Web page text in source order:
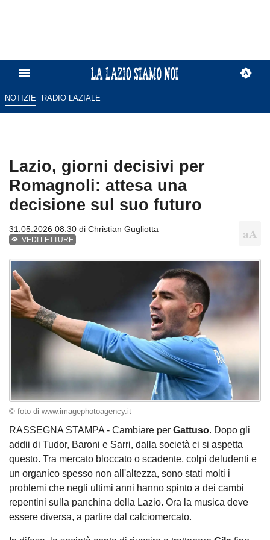
NOTIZIE RADIO LAZIALE
Lazio, giorni decisivi per
Romagnoli: attesa una
decisione sul suo futuro
31.05.2026 08:30 di Christian Gugliotta
VEDI LETTURE
© foto di www.imagephotoagency.it
RASSEGNA STAMPA - Cambiare per Gattuso. Dopo gli
addii di Tudor, Baroni e Sarri, dalla società ci si aspetta
questo. Tra mercato bloccato o scadente, colpi deludenti e
un organico spesso non all'altezza, sono stati molti i
problemi che negli ultimi anni hanno spinto a dei cambi
repentini sulla panchina della Lazio. Ora la musica deve
essere diversa, a partire dal calciomercato.